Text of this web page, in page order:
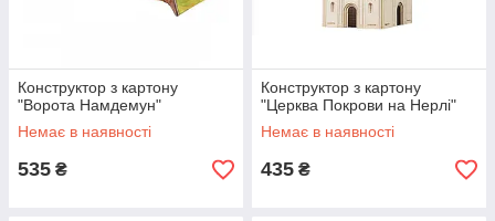
Конструктор з картону
"Ворота Намдемун"
Немає в наявності
535 ₴
Конструктор з картону
"Церква Покрови на Нерлі"
Немає в наявності
435 ₴